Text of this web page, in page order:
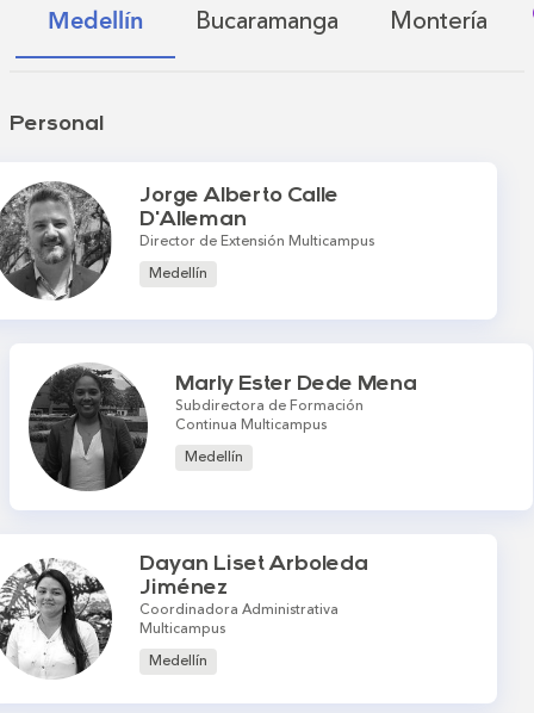
Medellín Bucaramanga Montería
Personal
Jorge Alberto Calle
D'Alleman
Director de Extensión Multicampus
Medellín
Marly Ester Dede Mena
Subdirectora de Formación
Continua Multicampus
Medellín
Dayan Liset Arboleda
Jiménez
Coordinadora Administrativa
Multicampus
Medellín